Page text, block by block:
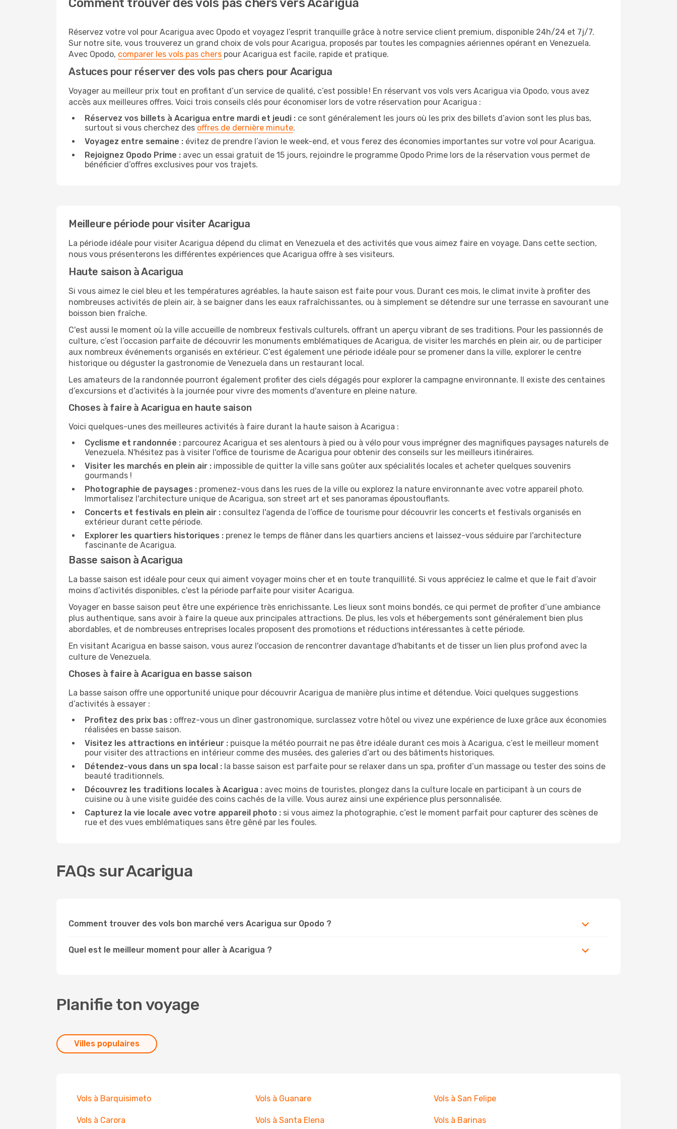
Comment trouver des vols pas chers vers Acarigua
Réservez votre vol pour Acarigua avec Opodo et voyagez l’esprit tranquille grâce à notre service client premium, disponible 24h/24 et 7j/7.
Sur notre site, vous trouverez un grand choix de vols pour Acarigua, proposés par toutes les compagnies aériennes opérant en Venezuela.
Avec Opodo, comparer les vols pas chers pour Acarigua est facile, rapide et pratique.
Astuces pour réserver des vols pas chers pour Acarigua
Voyager au meilleur prix tout en profitant d’un service de qualité, c’est possible ! En réservant vos vols vers Acarigua via Opodo, vous avez
accès aux meilleures offres. Voici trois conseils clés pour économiser lors de votre réservation pour Acarigua :
Réservez vos billets à Acarigua entre mardi et jeudi : ce sont généralement les jours où les prix des billets d’avion sont les plus bas,
surtout si vous cherchez des offres de dernière minute.
Voyagez entre semaine : évitez de prendre l’avion le week-end, et vous ferez des économies importantes sur votre vol pour Acarigua.
Rejoignez Opodo Prime : avec un essai gratuit de 15 jours, rejoindre le programme Opodo Prime lors de la réservation vous permet de
bénéficier d’offres exclusives pour vos trajets.
Meilleure période pour visiter Acarigua
La période idéale pour visiter Acarigua dépend du climat en Venezuela et des activités que vous aimez faire en voyage. Dans cette section,
nous vous présenterons les différentes expériences que Acarigua offre à ses visiteurs.
Haute saison à Acarigua
Si vous aimez le ciel bleu et les températures agréables, la haute saison est faite pour vous. Durant ces mois, le climat invite à profiter des
nombreuses activités de plein air, à se baigner dans les eaux rafraîchissantes, ou à simplement se détendre sur une terrasse en savourant une
boisson bien fraîche.
C'est aussi le moment où la ville accueille de nombreux festivals culturels, offrant un aperçu vibrant de ses traditions. Pour les passionnés de
culture, c’est l’occasion parfaite de découvrir les monuments emblématiques de Acarigua, de visiter les marchés en plein air, ou de participer
aux nombreux événements organisés en extérieur. C’est également une période idéale pour se promener dans la ville, explorer le centre
historique ou déguster la gastronomie de Venezuela dans un restaurant local.
Les amateurs de la randonnée pourront également profiter des ciels dégagés pour explorer la campagne environnante. Il existe des centaines
d’excursions et d’activités à la journée pour vivre des moments d'aventure en pleine nature.
Choses à faire à Acarigua en haute saison
Voici quelques-unes des meilleures activités à faire durant la haute saison à Acarigua :
Cyclisme et randonnée : parcourez Acarigua et ses alentours à pied ou à vélo pour vous imprégner des magnifiques paysages naturels de
Venezuela. N'hésitez pas à visiter l'office de tourisme de Acarigua pour obtenir des conseils sur les meilleurs itinéraires.
Visiter les marchés en plein air : impossible de quitter la ville sans goûter aux spécialités locales et acheter quelques souvenirs
gourmands !
Photographie de paysages : promenez-vous dans les rues de la ville ou explorez la nature environnante avec votre appareil photo.
Immortalisez l'architecture unique de Acarigua, son street art et ses panoramas époustouflants.
Concerts et festivals en plein air : consultez l'agenda de l’office de tourisme pour découvrir les concerts et festivals organisés en
extérieur durant cette période.
Explorer les quartiers historiques : prenez le temps de flâner dans les quartiers anciens et laissez-vous séduire par l'architecture
fascinante de Acarigua.
Basse saison à Acarigua
La basse saison est idéale pour ceux qui aiment voyager moins cher et en toute tranquillité. Si vous appréciez le calme et que le fait d’avoir
moins d’activités disponibles, c'est la période parfaite pour visiter Acarigua.
Voyager en basse saison peut être une expérience très enrichissante. Les lieux sont moins bondés, ce qui permet de profiter d’une ambiance
plus authentique, sans avoir à faire la queue aux principales attractions. De plus, les vols et hébergements sont généralement bien plus
abordables, et de nombreuses entreprises locales proposent des promotions et réductions intéressantes à cette période.
En visitant Acarigua en basse saison, vous aurez l'occasion de rencontrer davantage d'habitants et de tisser un lien plus profond avec la
culture de Venezuela.
Choses à faire à Acarigua en basse saison
La basse saison offre une opportunité unique pour découvrir Acarigua de manière plus intime et détendue. Voici quelques suggestions
d’activités à essayer :
Profitez des prix bas : offrez-vous un dîner gastronomique, surclassez votre hôtel ou vivez une expérience de luxe grâce aux économies
réalisées en basse saison.
Visitez les attractions en intérieur : puisque la météo pourrait ne pas être idéale durant ces mois à Acarigua, c’est le meilleur moment
pour visiter des attractions en intérieur comme des musées, des galeries d’art ou des bâtiments historiques.
Détendez-vous dans un spa local : la basse saison est parfaite pour se relaxer dans un spa, profiter d’un massage ou tester des soins de
beauté traditionnels.
Découvrez les traditions locales à Acarigua : avec moins de touristes, plongez dans la culture locale en participant à un cours de
cuisine ou à une visite guidée des coins cachés de la ville. Vous aurez ainsi une expérience plus personnalisée.
Capturez la vie locale avec votre appareil photo : si vous aimez la photographie, c’est le moment parfait pour capturer des scènes de
rue et des vues emblématiques sans être gêné par les foules.
FAQs sur Acarigua
Comment trouver des vols bon marché vers Acarigua sur Opodo ?
Quel est le meilleur moment pour aller à Acarigua ?
Planifie ton voyage
Villes populaires
Vols à Barquisimeto Vols à Guanare Vols à San Felipe
Vols à Carora Vols à Santa Elena Vols à Barinas